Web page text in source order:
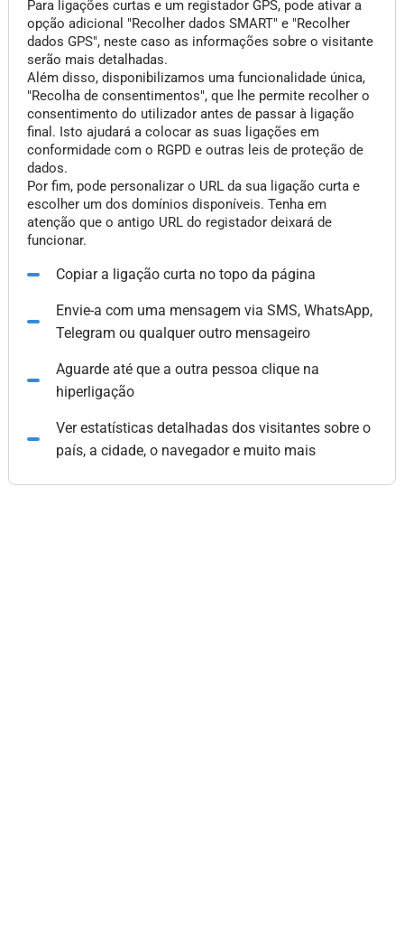
Para ligações curtas e um registador GPS, pode ativar a
opção adicional "Recolher dados SMART" e "Recolher
dados GPS", neste caso as informações sobre o visitante
serão mais detalhadas.
Além disso, disponibilizamos uma funcionalidade única,
"Recolha de consentimentos", que lhe permite recolher o
consentimento do utilizador antes de passar à ligação
final. Isto ajudará a colocar as suas ligações em
conformidade com o RGPD e outras leis de proteção de
dados.
Por fim, pode personalizar o URL da sua ligação curta e
escolher um dos domínios disponíveis. Tenha em
atenção que o antigo URL do registador deixará de
funcionar.
Copiar a ligação curta no topo da página
Envie-a com uma mensagem via SMS, WhatsApp,
Telegram ou qualquer outro mensageiro
Aguarde até que a outra pessoa clique na
hiperligação
Ver estatísticas detalhadas dos visitantes sobre o
país, a cidade, o navegador e muito mais